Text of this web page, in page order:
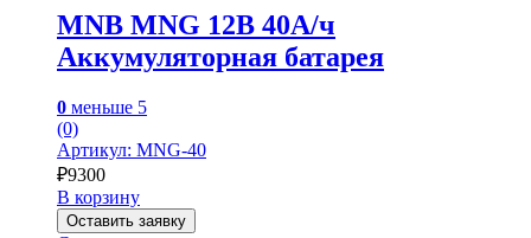
MNB MNG 12В 40А/ч
Аккумуляторная батарея
0 меньше 5
(0)
Артикул: MNG-40
₽9300
В корзину
Оставить заявку